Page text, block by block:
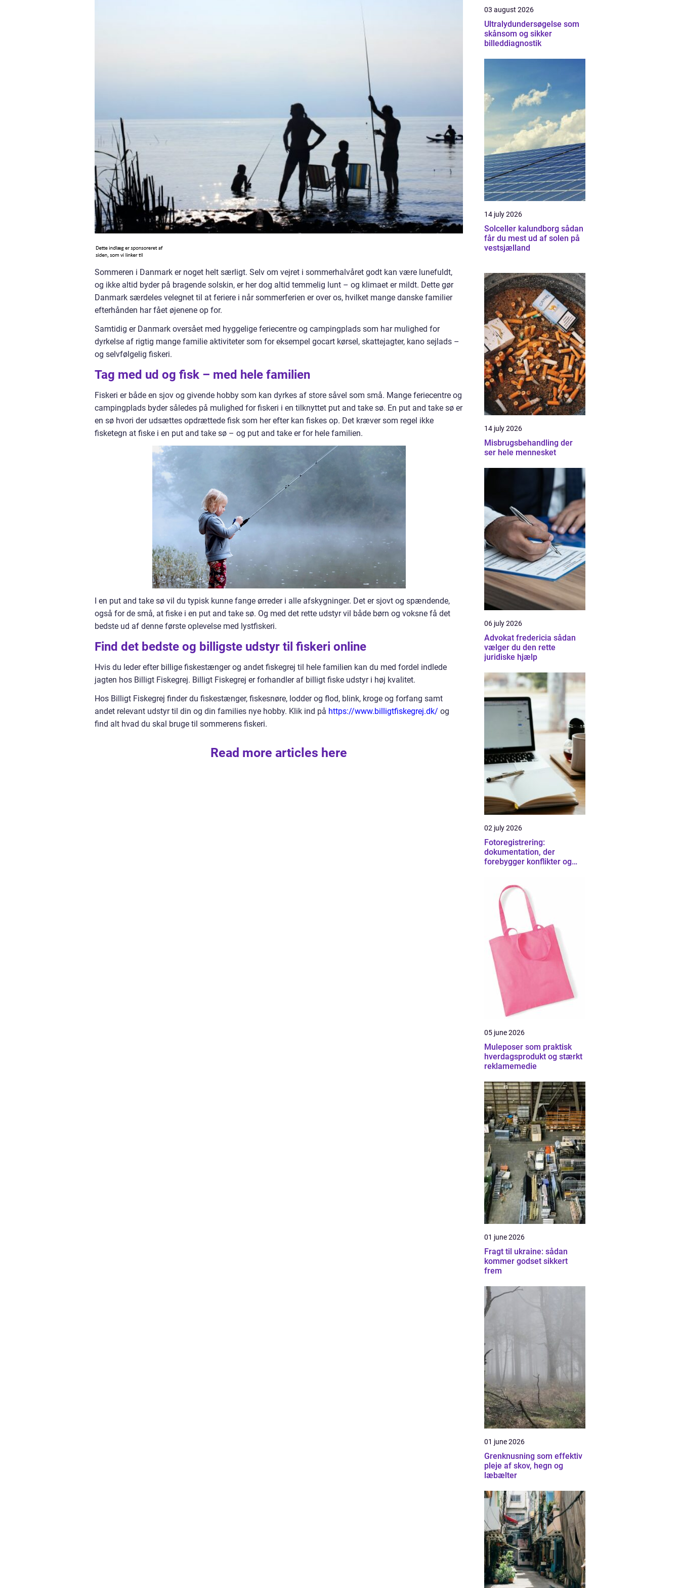
Sommeren i Danmark er noget helt særligt. Selv om vejret i sommerhalvåret godt kan være lunefuldt,
og ikke altid byder på bragende solskin, er her dog altid temmelig lunt – og klimaet er mildt. Dette gør
Danmark særdeles velegnet til at feriere i når sommerferien er over os, hvilket mange danske familier
efterhånden har fået øjenene op for.
Samtidig er Danmark oversået med hyggelige feriecentre og campingplads som har mulighed for
dyrkelse af rigtig mange familie aktiviteter som for eksempel gocart kørsel, skattejagter, kano sejlads –
og selvfølgelig fiskeri.
Tag med ud og fisk – med hele familien
Fiskeri er både en sjov og givende hobby som kan dyrkes af store såvel som små. Mange feriecentre og
campingplads byder således på mulighed for fiskeri i en tilknyttet put and take sø. En put and take sø er
en sø hvori der udsættes opdrættede fisk som her efter kan fiskes op. Det kræver som regel ikke
fisketegn at fiske i en put and take sø – og put and take er for hele familien.
I en put and take sø vil du typisk kunne fange ørreder i alle afskygninger. Det er sjovt og spændende,
også for de små, at fiske i en put and take sø. Og med det rette udstyr vil både børn og voksne få det
bedste ud af denne første oplevelse med lystfiskeri.
Find det bedste og billigste udstyr til fiskeri online
Hvis du leder efter billige fiskestænger og andet fiskegrej til hele familien kan du med fordel indlede
jagten hos Billigt Fiskegrej. Billigt Fiskegrej er forhandler af billigt fiske udstyr i høj kvalitet.
Hos Billigt Fiskegrej finder du fiskestænger, fiskesnøre, lodder og flod, blink, kroge og forfang samt
andet relevant udstyr til din og din families nye hobby. Klik ind på https://www.billigtfiskegrej.dk/ og
find alt hvad du skal bruge til sommerens fiskeri.
Read more articles here
03 august 2026
Ultralydundersøgelse som
skånsom og sikker
billeddiagnostik
14 july 2026
Solceller kalundborg sådan
får du mest ud af solen på
vestsjælland
14 july 2026
Misbrugsbehandling der
ser hele mennesket
06 july 2026
Advokat fredericia sådan
vælger du den rette
juridiske hjælp
02 july 2026
Fotoregistrering:
dokumentation, der
forebygger konflikter og
05 june 2026
Muleposer som praktisk
hverdagsprodukt og stærkt
reklamemedie
01 june 2026
Fragt til ukraine: sådan
kommer godset sikkert
frem
01 june 2026
Grenknusning som effektiv
pleje af skov, hegn og
læbælter